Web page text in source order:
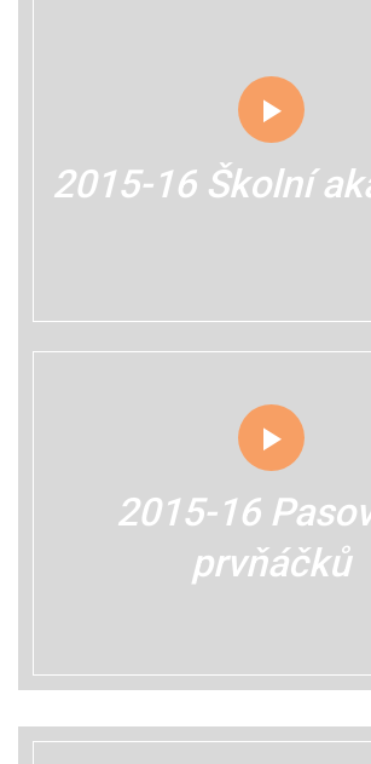
2015-16 Školní
2015-16
prvňáčků